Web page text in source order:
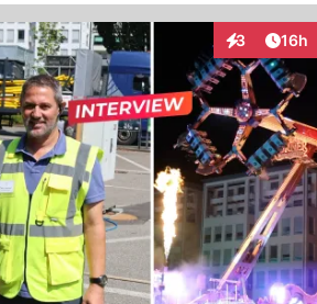
3
Interaktionen
16h